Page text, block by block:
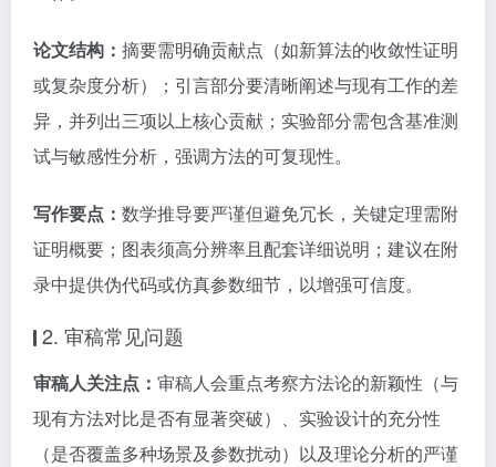
论文结构： 摘要需明确贡献点（如新算法的收敛性证明
或复杂度分析）；引言部分要清晰阐述与现有工作的差
异，并列出三项以上核心贡献；实验部分需包含基准测
试与敏感性分析，强调方法的可复现性。
写作要点： 数学推导要严谨但避免冗长，关键定理需附
证明概要；图表须高分辨率且配套详细说明；建议在附
录中提供伪代码或仿真参数细节，以增强可信度。
2. 审稿常见问题
审稿人关注点： 审稿人会重点考察方法论的新颖性（与
现有方法对比是否有显著突破）、实验设计的充分性
（是否覆盖多种场景及参数扰动）以及理论分析的严谨